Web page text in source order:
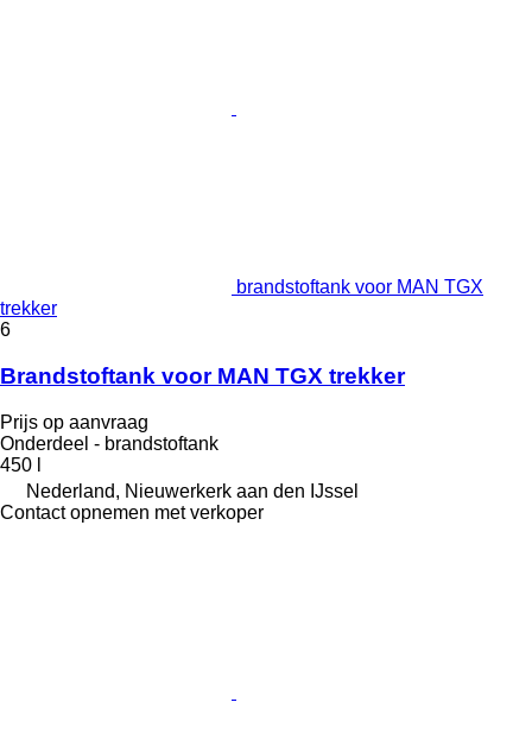
brandstoftank voor MAN TGX
trekker
6
Brandstoftank voor MAN TGX trekker
Prijs op aanvraag
Onderdeel - brandstoftank
450 l
Nederland, Nieuwerkerk aan den IJssel
Contact opnemen met verkoper